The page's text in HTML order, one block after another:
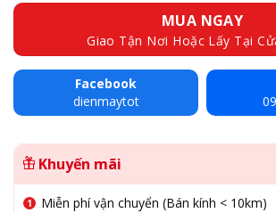
MUA NGAY
Giao Tận Nơi Hoặc Lấy Tại
Facebook
dienmaytot
Khuyến mãi
Miễn phí vận chuyển (Bán kính < 10km)